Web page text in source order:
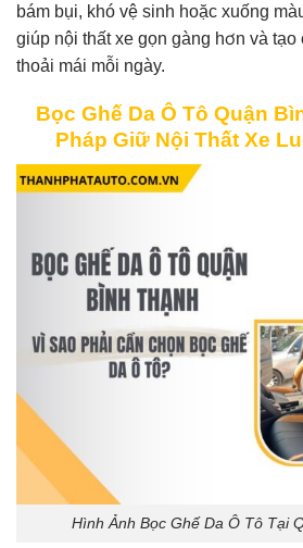
bám bụi, khó vệ sinh hoặc xuống
giúp nội thất xe gọn gàng hơn và
thoải mái mỗi ngày.
Bọc Ghế Da Ô Tô Quận
Pháp Giữ Nội Thất Xe
Hình Ảnh Bọc Ghế Da Ô Tô Tại